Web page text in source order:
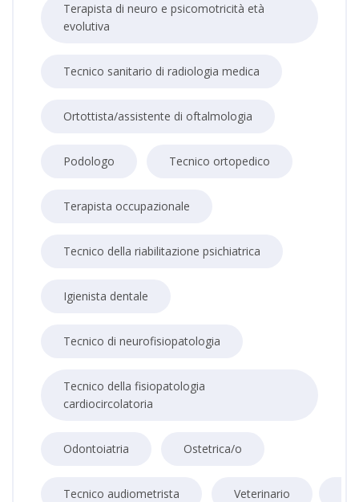
Terapista di neuro e psicomotricità età
evolutiva
Tecnico sanitario di radiologia medica
Ortottista/assistente di oftalmologia
Podologo Tecnico ortopedico
Terapista occupazionale
Tecnico della riabilitazione psichiatrica
Igienista dentale
Tecnico di neurofisiopatologia
Tecnico della fisiopatologia
cardiocircolatoria
Odontoiatria Ostetrica/o
Tecnico audiometrista Veterinario